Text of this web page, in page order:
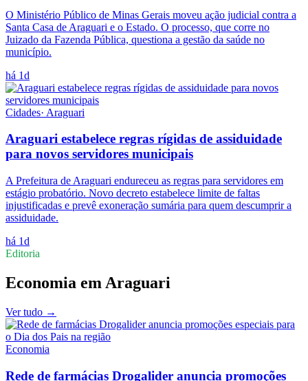
O Ministério Público de Minas Gerais moveu ação judicial contra a
Santa Casa de Araguari e o Estado. O processo, que corre no
Juizado da Fazenda Pública, questiona a gestão da saúde no
município.
há 1d
Cidades· Araguari
Araguari estabelece regras rígidas de assiduidade
para novos servidores municipais
A Prefeitura de Araguari endureceu as regras para servidores em
estágio probatório. Novo decreto estabelece limite de faltas
injustificadas e prevê exoneração sumária para quem descumprir a
assiduidade.
há 1d
Editoria
Economia em Araguari
Ver tudo →
Economia
Rede de farmácias Drogalider anuncia promoções